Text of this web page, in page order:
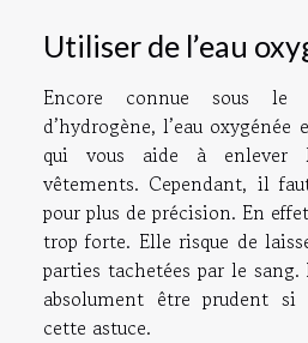
Utiliser de l’eau
Encore connue sous le
d’hydrogène, l’eau
qui vous aide à enlever
vêtements. Cependant, il
pour plus de précision. En
trop forte. Elle risque de
parties tachetées par le sang.
absolument être prudent
cette astuce.